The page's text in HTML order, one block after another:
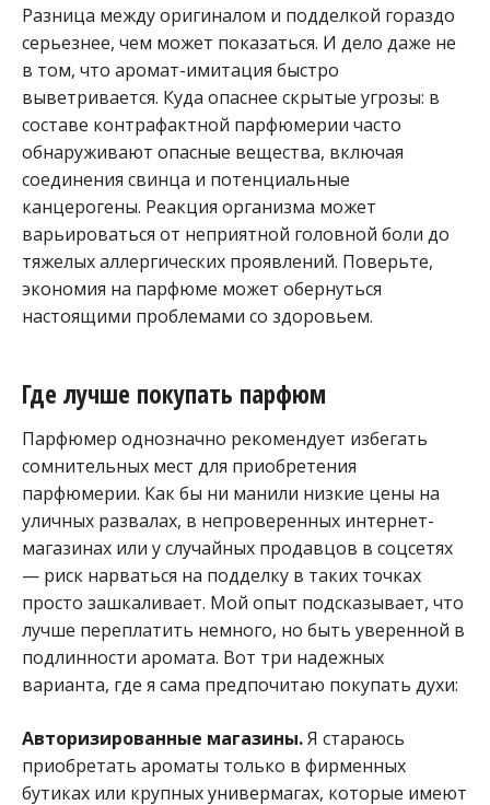
Разница между оригиналом и подделкой гораздо
серьезнее, чем может показаться. И дело даже не
в том, что аромат-имитация быстро
выветривается. Куда опаснее скрытые угрозы: в
составе контрафактной парфюмерии часто
обнаруживают опасные вещества, включая
соединения свинца и потенциальные
канцерогены. Реакция организма может
варьироваться от неприятной головной боли до
тяжелых аллергических проявлений. Поверьте,
экономия на парфюме может обернуться
настоящими проблемами со здоровьем.
Где лучше покупать парфюм
Парфюмер однозначно рекомендует избегать
сомнительных мест для приобретения
парфюмерии. Как бы ни манили низкие цены на
уличных развалах, в непроверенных интернет-
магазинах или у случайных продавцов в соцсетях
— риск нарваться на подделку в таких точках
просто зашкаливает. Мой опыт подсказывает, что
лучше переплатить немного, но быть уверенной в
подлинности аромата. Вот три надежных
варианта, где я сама предпочитаю покупать духи:
Авторизированные магазины.Я стараюсь
приобретать ароматы только в фирменных
бутиках или крупных универмагах, которые имеют